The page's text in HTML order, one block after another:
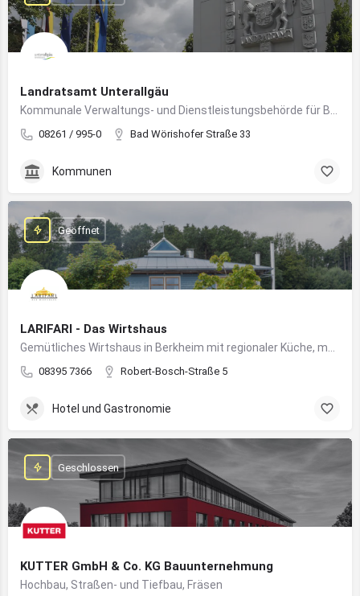
Landratsamt Unterallgäu
08261 / 995-0 Bad Wörishofer Straße 33
Kommunen
LARIFARI - Das Wirtshaus
08395 7366 Robert-Bosch-Straße 5
Geöffnet
Hotel und Gastronomie
KUTTER GmbH & Co. KG Bauunternehmung
Hochbau, Straßen- und Tiefbau, Fräsen
Geschlossen